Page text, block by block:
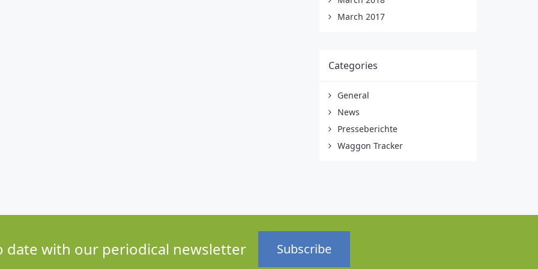
March 2017
Categories
General
News
Presseberichte
Waggon Tracker
date with our periodical newsletter Subscribe